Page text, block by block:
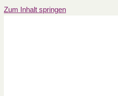
Zum Inhalt springen